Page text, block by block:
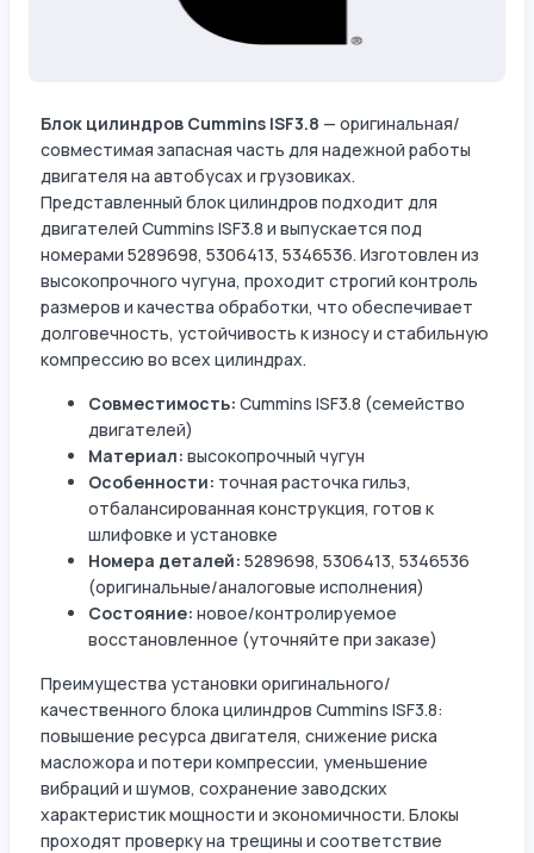
Блок цилиндров Cummins ISF3.8 — оригинальная/
совместимая запасная часть для надежной работы
двигателя на автобусах и грузовиках.
Представленный блок цилиндров подходит для
двигателей Cummins ISF3.8 и выпускается под
номерами 5289698, 5306413, 5346536. Изготовлен из
высокопрочного чугуна, проходит строгий контроль
размеров и качества обработки, что обеспечивает
долговечность, устойчивость к износу и стабильную
компрессию во всех цилиндрах.
Совместимость: Cummins ISF3.8 (семейство
двигателей)
Материал: высокопрочный чугун
Особенности: точная расточка гильз,
отбалансированная конструкция, готов к
шлифовке и установке
Номера деталей: 5289698, 5306413, 5346536
(оригинальные/аналоговые исполнения)
Состояние: новое/контролируемое
восстановленное (уточняйте при заказе)
Преимущества установки оригинального/
качественного блока цилиндров Cummins ISF3.8:
повышение ресурса двигателя, снижение риска
масложора и потери компрессии, уменьшение
вибраций и шумов, сохранение заводских
характеристик мощности и экономичности. Блокы
проходят проверку на трещины и соответствие